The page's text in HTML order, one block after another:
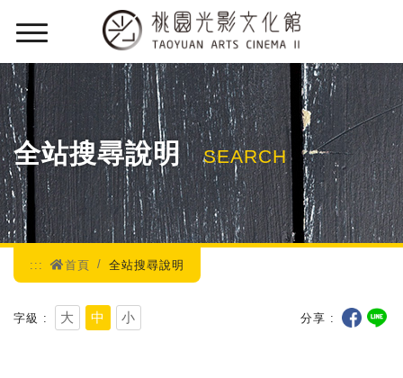
全站搜尋說明 SEARCH
::: 首頁 全站搜尋說明
字級 大 中 小 分享